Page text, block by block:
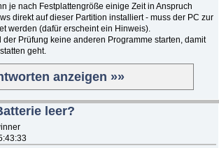
je nach Festplattengröße einige Zeit in Anspruch
direkt auf dieser Partition installiert - muss der PC zur
werden (dafür erscheint ein Hinweis).
der Prüfung keine anderen Programme starten, damit
geht.
anzeigen »»
leer?